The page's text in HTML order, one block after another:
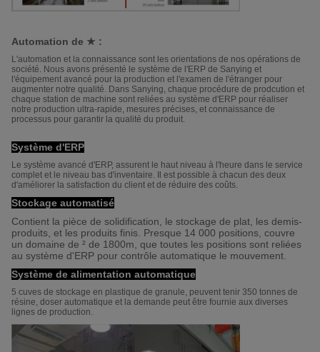
Automation de ★ :
L'automation et la connaissance sont les orientations de nos opérations de
société. Nous avons présenté le système de l'ERP de Sanying et
l'équipement avancé pour la production et l'examen de l'étranger pour
augmenter notre qualité. Dans Sanying, chaque procédure de prodcution et
chaque station de machine sont reliées au système d'ERP pour réaliser
notre production ultra-rapide, mesures précises, et connaissance de
processus pour garantir la qualité du produit.
Système d'ERP
Le système avancé d'ERP, assurent le haut niveau à l'heure dans le service
complet et le niveau bas d'inventaire. Il est possible à chacun des deux
d'améliorer la satisfaction du client et de réduire des coûts.
Stockage automatisé
Contient la pièce de solidification, le stockage de plat, les demis-
produits, et les produits finis. Presque 14 000 positions, couvre
un domaine de ² de 1800m, que toutes les positions sont reliées
au système d'ERP pour contrôle automatique le mouvement.
Système de alimentation automatique
5 cuves de stockage en plastique de granule, peuvent tenir 350 tonnes de
résine, doser automatique et la demande peut être fournie aux diverses
lignes de production.